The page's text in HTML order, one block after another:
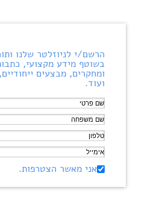
הרשם/י לניוזלטר שלנו
בשוטף מידע מקצועי,
ומחקרים, מבצעים
ועוד.
אני מאשר הצטרפות.